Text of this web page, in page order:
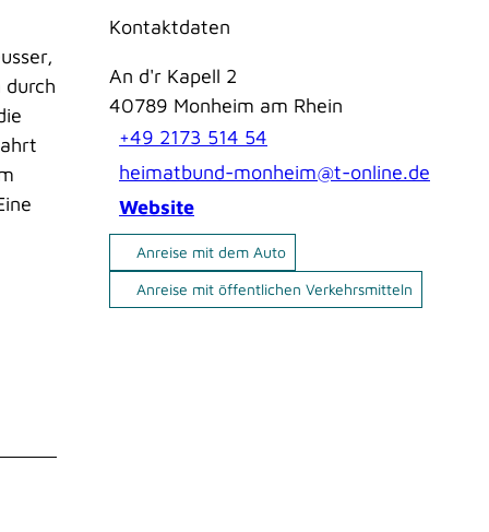
durch
Kontaktdaten
An d'r Kapell 2
40789 Monheim am Rhein
+49 2173 514 54
heimatbund-monheim@t-online.de
Website
Anreise mit dem Auto
Anreise mit öffentlichen Verkehrsmitteln